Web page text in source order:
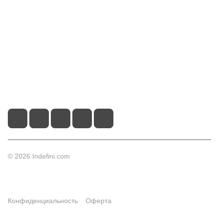
© 2026 Indefini.com
Конфиденциальность Оферта